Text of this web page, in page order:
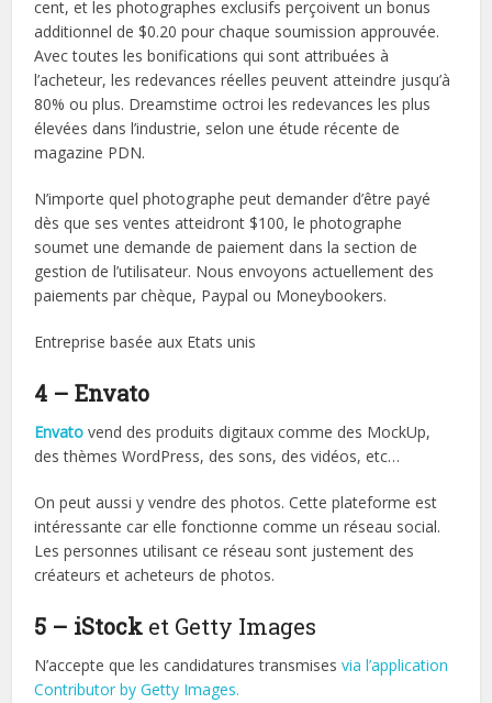
cent, et les photographes exclusifs perçoivent un bonus
additionnel de $0.20 pour chaque soumission approuvée.
Avec toutes les bonifications qui sont attribuées à
l’acheteur, les redevances réelles peuvent atteindre jusqu’à
80% ou plus. Dreamstime octroi les redevances les plus
élevées dans l’industrie, selon une étude récente de
magazine PDN.
N’importe quel photographe peut demander d’être payé
dès que ses ventes atteidront $100, le photographe
soumet une demande de paiement dans la section de
gestion de l’utilisateur. Nous envoyons actuellement des
paiements par chèque, Paypal ou Moneybookers.
Entreprise basée aux Etats unis
4 – Envato
Envato vend des produits digitaux comme des MockUp,
des thèmes WordPress, des sons, des vidéos, etc…
On peut aussi y vendre des photos. Cette plateforme est
intéressante car elle fonctionne comme un réseau social.
Les personnes utilisant ce réseau sont justement des
créateurs et acheteurs de photos.
5 – iStock et Getty Images
N’accepte que les candidatures transmisesvia l’application
Contributor by Getty Images.